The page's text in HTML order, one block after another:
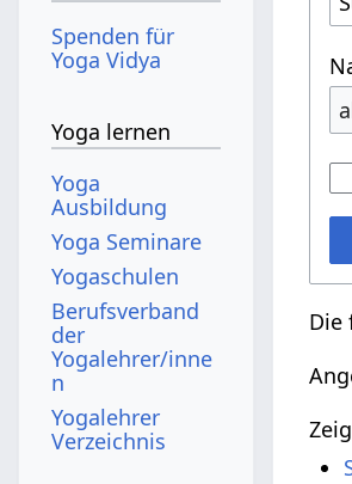
Die
Spenden für
Yoga Vidya
Yoga lernen
Yoga
Ausbildung
Yoga Seminare
Yogaschulen
Berufsverband
der
Yogalehrer/inne
n
Yogalehrer
Verzeichnis